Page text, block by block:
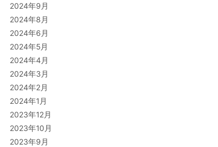
2024年9月
2024年8月
2024年6月
2024年5月
2024年4月
2024年3月
2024年2月
2024年1月
2023年12月
2023年10月
2023年9月